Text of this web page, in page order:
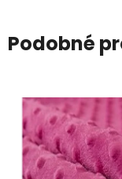
Podobné